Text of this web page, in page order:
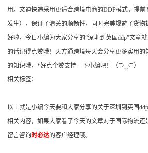
用。文迪快递采用更适合跨境电商的DDP模式，提
发生），保证了清关的顺畅性，同时完美规避了货物
好啦，今日小编为大家分享的“深圳到英国ddp”文章
的话记得点赞哦！天方通跨境每天会分享更多实用的
的知识哦，*好点个赞支持一下小编吧！（⊃‿⊂）
相关标签：
以上就是小编今天要和大家分享的关于深圳到英国
相关内容，如果大家看了今天的文章对于国际物流还
留言咨询时必达的客户经理哦。